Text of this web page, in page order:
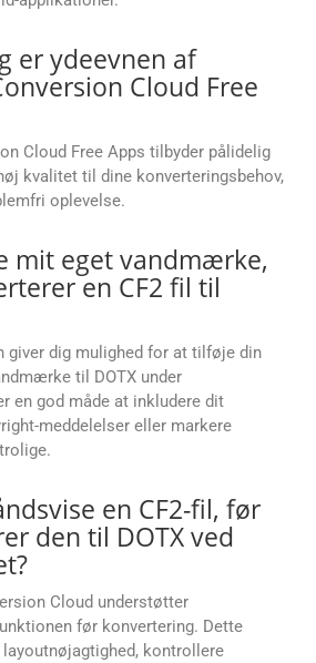
er ydeevnen af
Cloud Free
Cloud Free Apps tilbyder pålidelig
kvalitet til dine konverteringsbehov,
oplevelse.
mit eget vandmærke,
en CF2 fil til
giver dig mulighed for at tilføje din
til DOTX under
en god måde at inkludere dit
meddelelser eller markere
en CF2-fil, før
den til DOTX ved
Cloud understøtter
før konvertering. Dette
kontrollere